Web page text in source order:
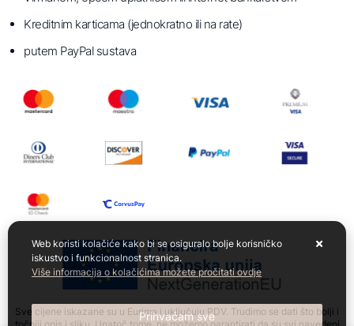
Kreditnim karticama (jednokratno ili na rate)
putem PayPal sustava
Sve cijene iskazane su u Eurima i uključuju PDV. Trudimo se dati što bolji i
Web koristi kolačiće kako bi se osiguralo bolje korisničko
iskustvo i funkcionalnost stranica.
Više informacija o kolačićima možete pročitati ovdje
Prihvaćam sve